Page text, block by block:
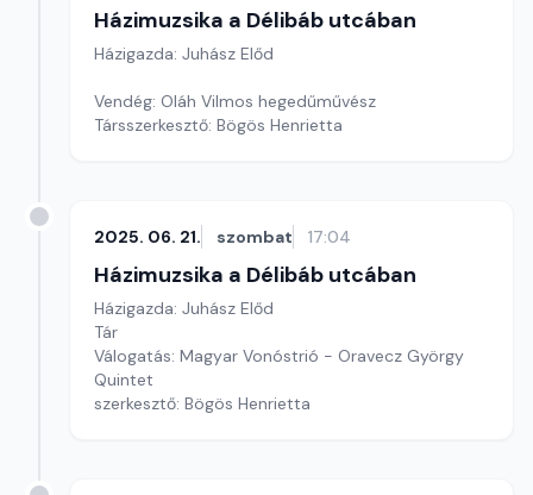
Házimuzsika a Délibáb utcában
Házigazda: Juhász Előd
Vendég: Oláh Vilmos hegedűművész
Társszerkesztő: Bögös Henrietta
2025. 06. 21. szombat 17:04
Házimuzsika a Délibáb utcában
Házigazda: Juhász Előd
Tár
Válogatás: Magyar Vonóstrió - Oravecz György
Quintet
szerkesztő: Bögös Henrietta